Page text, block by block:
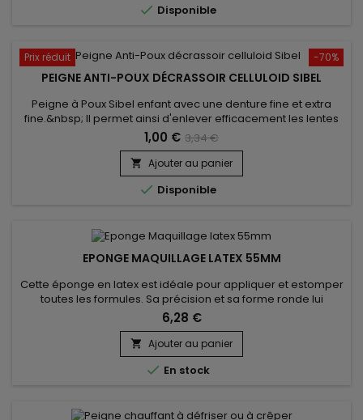
 Disponible
-70%
Prix réduit
PEIGNE ANTI-POUX DÉCRASSOIR CELLULOID SIBEL
Peigne à Poux Sibel enfant avec une denture fine et extra
fine.&nbsp; Il permet ainsi d'enlever efficacement les lentes
et les poux de tous types de cheveux,&nbsp;même&nbsp;les
plus fins.&nbsp; Vous pourrez ainsi calmer les
démangeaisons du cuir chevelu.&nbsp;Un incontournable en
cas d'invasion massive de parasites...
1,00 € 3,34 €
 Ajouter au panier
 Disponible
EPONGE MAQUILLAGE LATEX 55MM
Cette éponge en latex est idéale pour appliquer et estomper
toutes les formules. Sa précision et sa forme ronde lui
permettent de répartir uniformément la matière et
d'atteindre tous les recoins du visage. Quelle que soit la
formule, liquide, crème ou poudre, l'éponge de maquillage
vous permet de personnaliser votre couvrance et d'obtenir
un résultat...
6,28 €
 Ajouter au panier
 En stock